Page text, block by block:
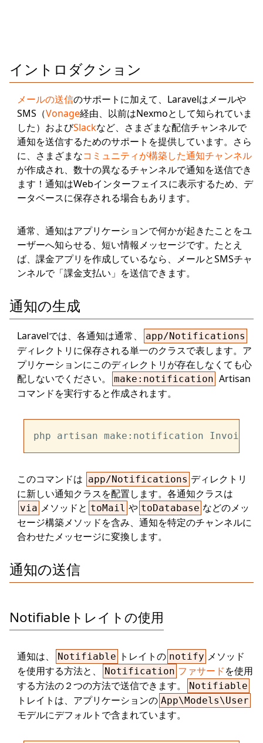
イントロダクション
メールの送信のサポートに加えて、Laravelはメールや
SMS（Vonage経由、以前はNexmoとして知られていま
した）およびSlackなど、さまざまな配信チャンネルで
通知を送信するためのサポートを提供しています。さら
に、さまざまなコミュニティが構築した通知チャンネル
が作成され、数十の異なるチャンネルで通知を送信でき
ます！通知はWebインターフェイスに表示するため、デ
ータベースに保存される場合もあります。
通常、通知はアプリケーションで何かが起きたことをユ
ーザーへ知らせる、短い情報メッセージです。たとえ
ば、課金アプリを作成しているなら、メールとSMSチャ
ンネルで「課金支払い」を送信できます。
通知の生成
Laravelでは、各通知は通常、 app/Notifications
ディレクトリに保存される単一のクラスで表します。ア
プリケーションにこのディレクトリが存在しなくても心
配しないでください。
make:notification Artisan
コマンドを実行すると作成されます。
このコマンドは app/Notifications ディレクトリ
に新しい通知クラスを配置します。各通知クラスは
via メソッドと toMail や toDatabase などのメッ
セージ構築メソッドを含み、通知を特定のチャンネルに
合わせたメッセージに変換します。
通知の送信
Notifiableトレイトの使用
通知は、 Notifiable トレイトの notify メソッド
を使用する方法と、
Notification ファサードを使用
する方法の２つの方法で送信できます。
Notifiable
トレイトは、アプリケーションの App\Models\User
モデルにデフォルトで含まれています。